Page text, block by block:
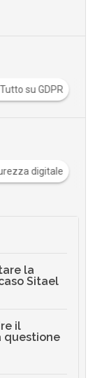
Tutto su GDPR
digitale
la
Sitael
il
questione